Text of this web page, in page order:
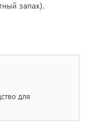
запах).
для